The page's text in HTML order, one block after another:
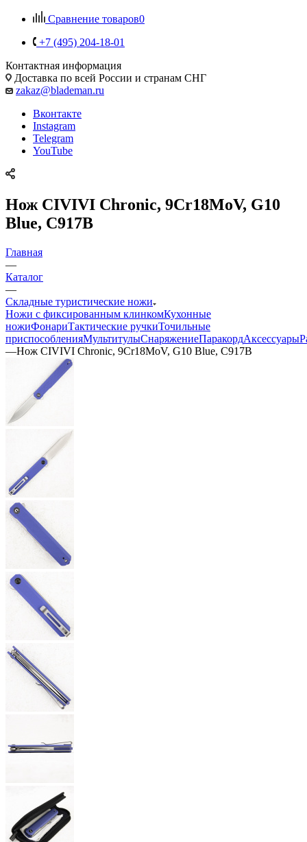
Сравнение товаров0
+7 (495) 204-18-01
Контактная информация
Доставка по всей России и странам СНГ
zakaz@blademan.ru
Вконтакте
Instagram
Telegram
YouTube
Нож CIVIVI Chronic, 9Cr18MoV, G10
Blue, C917B
Главная
—
Каталог
—
Складные туристические ножи
Ножи с фиксированным клинкомКухонные
ножиФонариТактические ручкиТочильные
приспособленияМультитулыСнаряжениеПаракордАксессуары
—Нож CIVIVI Chronic, 9Cr18MoV, G10 Blue, C917B